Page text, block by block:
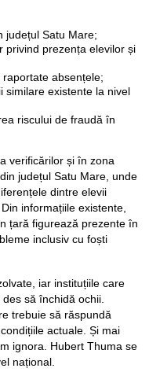
județul Satu Mare;
privind prezența elevilor și
absențele;
similare existente la nivel
riscului de fraudă în
verificărilor și în zona
județul Satu Mare, unde
dintre elevii
informațiile existente,
țară figurează prezente în
inclusiv cu foști
iar instituțiile care
să închidă ochii.
trebuie să răspundă
actuale. Și mai
ignora. Hubert Thuma se
național.